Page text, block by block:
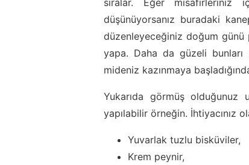
sıralar. Eğer misafirleriniz
düşünüyorsanız buradaki
düzenleyeceğiniz doğum
yapa. Daha da güzeli bunları
mideniz kazınmaya
Yukarıda görmüş olduğunuz
yapılabilir örneğin. İhtiyacınız
Yuvarlak tuzlu bisküviler,
Krem peynir,